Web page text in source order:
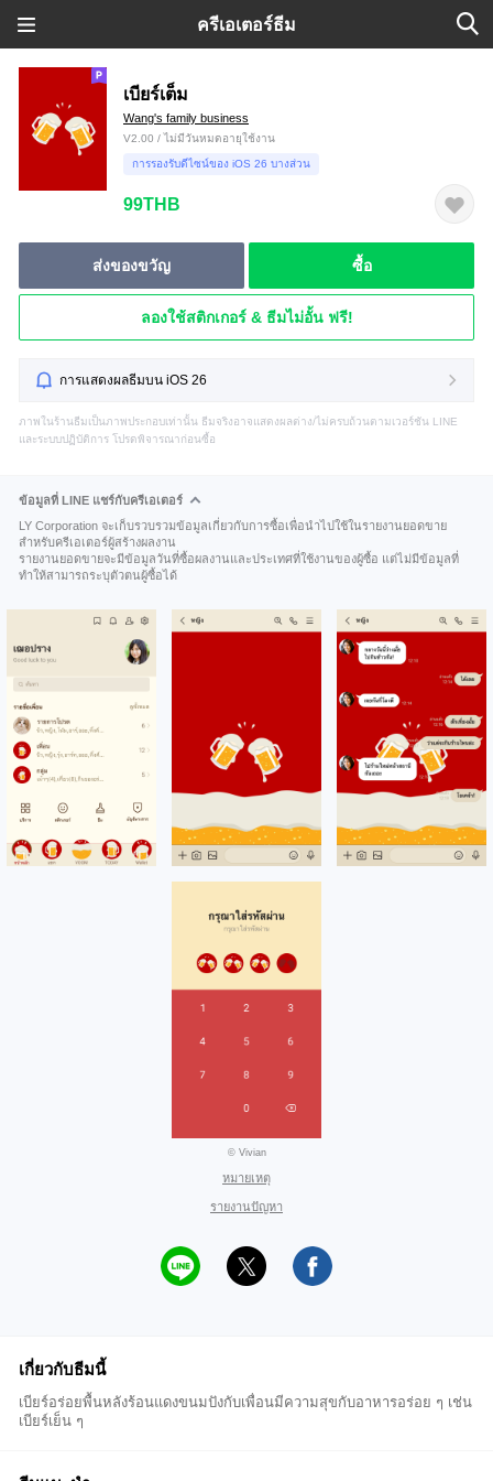
ครีเอเตอร์ธีม
เบียร์เต็ม
Wang's family business
V2.00 / ไม่มีวันหมดอายุใช้งาน
การรองรับดีไซน์ของ iOS 26 บางส่วน
99THB
ส่งของขวัญ ซื้อ
ลองใช้สติกเกอร์ & ธีมไม่อั้น ฟรี!
การแสดงผลธีมบน iOS 26
ภาพในร้านธีมเป็นภาพประกอบเท่านั้น ธีมจริงอาจแสดงผลต่าง/ไม่ครบถ้วนตามเวอร์ชัน LINE
และระบบปฏิบัติการ โปรดพิจารณาก่อนซื้อ
ข้อมูลที่ LINE แชร์กับครีเอเตอร์
LY Corporation จะเก็บรวบรวมข้อมูลเกี่ยวกับการซื้อเพื่อนำไปใช้ในรายงานยอดขาย
สำหรับครีเอเตอร์ผู้สร้างผลงาน
รายงานยอดขายจะมีข้อมูลวันที่ซื้อผลงานและประเทศที่ใช้งานของผู้ซื้อ แต่ไม่มีข้อมูลที่
ทำให้สามารถระบุตัวตนผู้ซื้อได้
© Vivian
หมายเหตุ
รายงานปัญหา
เกี่ยวกับธีมนี้
เบียร์อร่อยพื้นหลังร้อนแดงขนมปังกับเพื่อนมีความสุขกับอาหารอร่อย ๆ เช่น
เบียร์เย็น ๆ